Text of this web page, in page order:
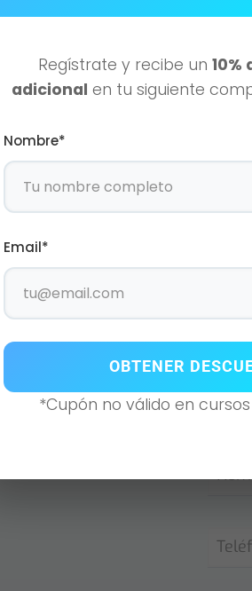
Si
Regístrate y recibe un 10%
adicional en tu siguiente
Nombre*
Email*
OBTENER
*Cupón no válido en